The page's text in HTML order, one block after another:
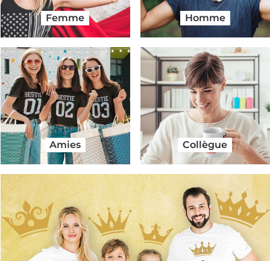
Amies
Homme
Femme
Collègue